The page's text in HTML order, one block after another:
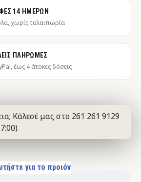
14 ΗΜΕΡΏΝ
χωρίς ταλαιπωρία
ΠΛΗΡΩΜΈΣ
έως 4 άτοκες δόσεις
Κάλεσέ μας στο 261 261 9129
για το προιόν